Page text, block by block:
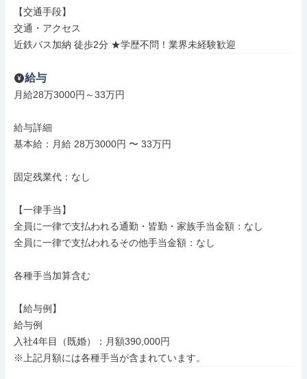
【交通手段】
交通・アクセス
近鉄バス加納 徒歩2分 ★学歴不問！業界未経験歓迎
給与
月給28万3000円～33万円
給与詳細
基本給：月給 28万3000円 〜 33万円
固定残業代：なし
【一律手当】
全員に一律で支払われる通勤・皆勤・家族手当金額：なし
全員に一律で支払われるその他手当金額：なし
各種手当加算含む
【給与例】
給与例
入社4年目（既婚）：月額390,000円
※上記月額には各種手当が含まれています。